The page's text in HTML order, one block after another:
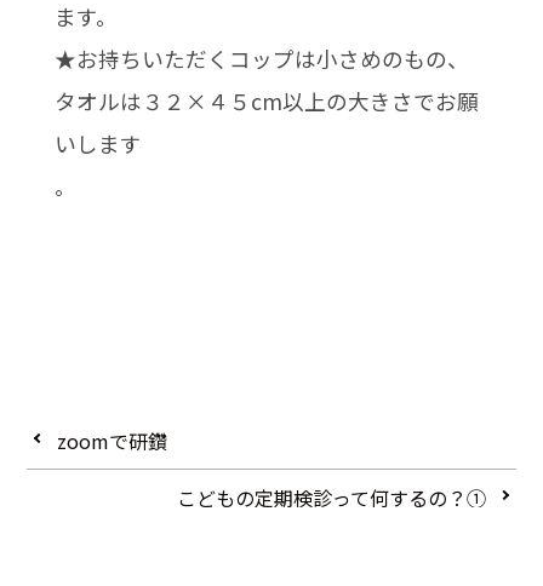
ます。
★お持ちいただくコップは小さめのもの、
タオルは３２×４５cm以上の大きさでお願
いします
。
zoomで研鑽
こどもの定期検診って何するの？①